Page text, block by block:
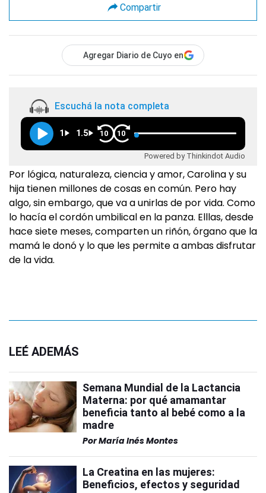
Compartir
Agregar Diario de Cuyo en
Escuchá la nota completa
1 1.5 10 10
Powered by Thinkindot Audio
Por lógica, naturaleza, ciencia y amor, Carolina y su
hija tienen millones de cosas en común. Pero hay
algo, sin embargo, que va a unirlas de por vida. Como
lo hacía el cordón umbilical en la panza. Elllas, desde
hace siete meses, comparten un riñón, órgano que la
mamá le donó y lo que les permite a ambas disfrutar
de la vida.
LEÉ ADEMÁS
Semana Mundial de la Lactancia
Materna: por qué amamantar
beneficia tanto al bebé como a la
madre
PorMaría Inés Montes
La Creatina en las mujeres:
Beneficios, efectos y seguridad